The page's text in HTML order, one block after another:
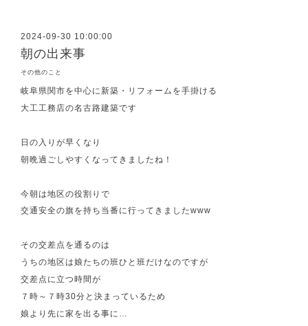
2024-09-30 10:00:00
朝の出来事
その他のこと
岐阜県関市を中心に新築・リフォームを手掛ける
大工工務店の名古路建築です
日の入りが早くなり
朝晩過ごしやすくなってきましたね！
今朝は地区の役割りで
交通安全の旗を持ち当番に行ってきましたwww
その交差点を通るのは
うちの地区は娘たちの班ひと班だけなのですが
交差点に立つ時間が
７時～７時30分と決まっているため
娘より先に家を出る事に…